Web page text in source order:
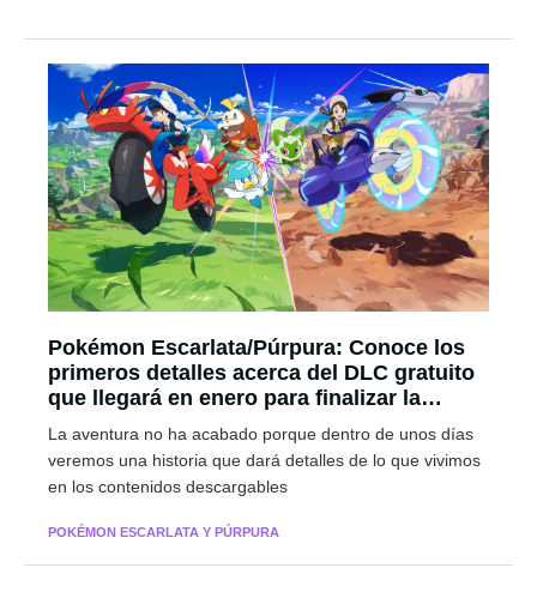
Pokémon Escarlata/Púrpura: Conoce los
primeros detalles acerca del DLC gratuito
que llegará en enero para finalizar la
aventura en el Área Cero
La aventura no ha acabado porque dentro de unos días
veremos una historia que dará detalles de lo que vivimos
en los contenidos descargables
POKÉMON ESCARLATA Y PÚRPURA